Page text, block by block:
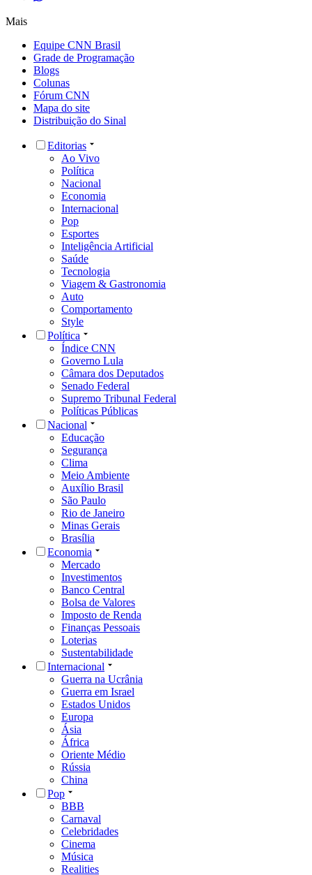
Mais
Equipe CNN Brasil
Grade de Programação
Blogs
Colunas
Fórum CNN
Mapa do site
Distribuição do Sinal
Editorias
Ao Vivo
Política
Nacional
Economia
Internacional
Pop
Esportes
Inteligência Artificial
Saúde
Tecnologia
Viagem & Gastronomia
Auto
Comportamento
Style
Política
Índice CNN
Governo Lula
Câmara dos Deputados
Senado Federal
Supremo Tribunal Federal
Políticas Públicas
Nacional
Educação
Segurança
Clima
Meio Ambiente
Auxílio Brasil
São Paulo
Rio de Janeiro
Minas Gerais
Brasília
Economia
Mercado
Investimentos
Banco Central
Bolsa de Valores
Imposto de Renda
Finanças Pessoais
Loterias
Sustentabilidade
Internacional
Guerra na Ucrânia
Guerra em Israel
Estados Unidos
Europa
Ásia
África
Oriente Médio
Rússia
China
Pop
BBB
Carnaval
Celebridades
Cinema
Música
Realities